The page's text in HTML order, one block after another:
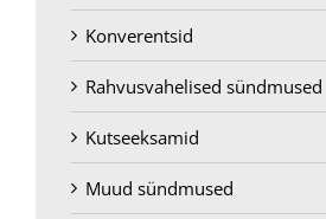
Konverentsid
Rahvusvahelised sündmused
Kutseeksamid
Muud sündmused